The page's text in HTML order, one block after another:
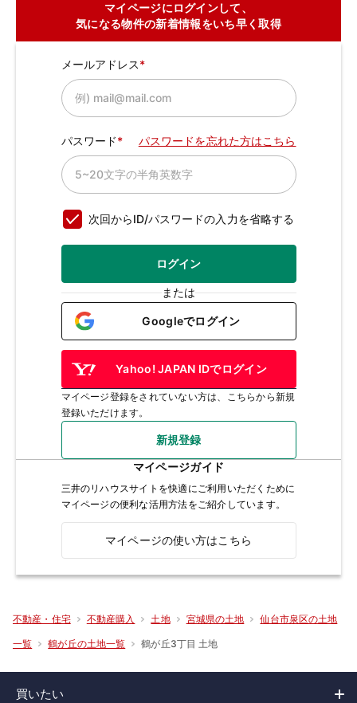
マイページにログインして、
気になる物件の新着情報をいち早く取得
メールアドレス
パスワード パスワードを忘れた方はこちら
次回からID/パスワードの入力を省略する
ログイン
または
Googleでログイン
Yahoo! JAPAN IDでログイン
マイページ登録をされていない方は、こちらから新規
登録いただけます。
新規登録
マイページガイド
三井のリハウスサイトを快適にご利用いただくために
マイページの便利な活用方法をご紹介しています。
マイページの使い方はこちら
不動産・住宅 不動産購入 土地 宮城県の土地 仙台市泉区の土地
一覧 鶴が丘の土地一覧 鶴が丘3丁目 土地
買いたい